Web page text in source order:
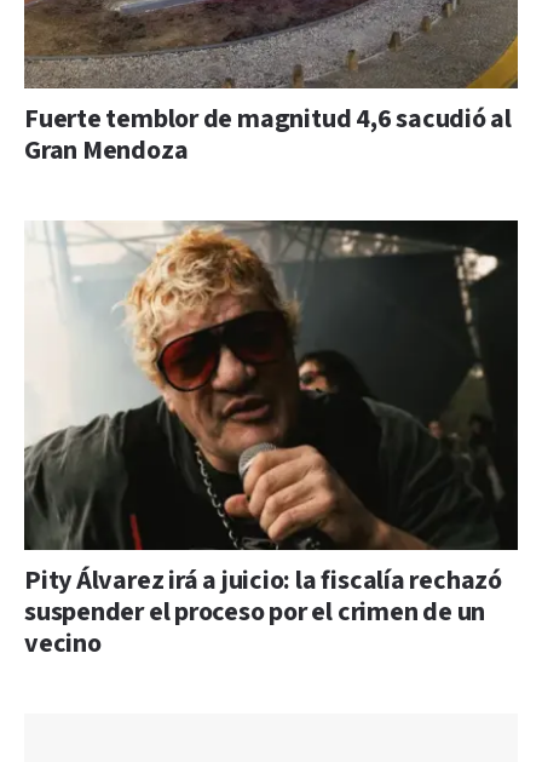
Fuerte temblor de magnitud 4,6 sacudió al
Gran Mendoza
Pity Álvarez irá a juicio: la fiscalía rechazó
suspender el proceso por el crimen de un
vecino